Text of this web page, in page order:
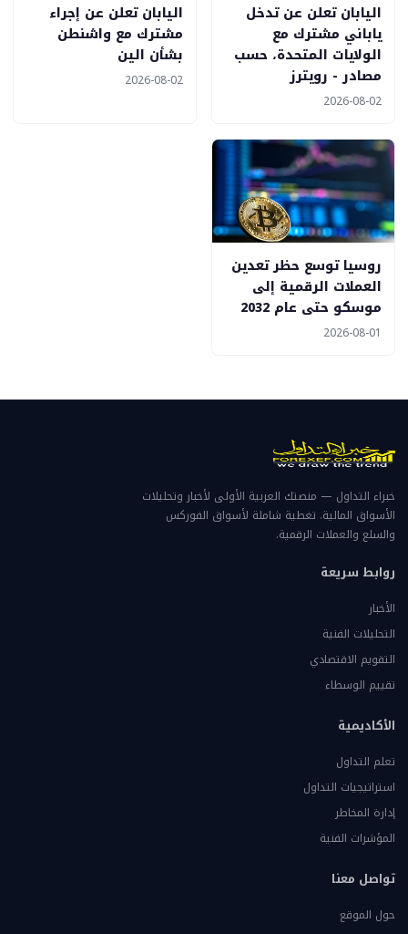
اليابان تعلن عن تدخل
ياباني مشترك مع
الولايات المتحدة، حسب
مصادر - رويترز
2026-08-02
اليابان تعلن عن إجراء
مشترك مع واشنطن
بشأن الين
2026-08-02
روسيا توسع حظر تعدين
العملات الرقمية إلى
موسكو حتى عام 2032
2026-08-01
خبراء التداول — منصتك العربية الأولى لأخبار وتحليلات
الأسواق المالية. تغطية شاملة لأسواق الفوركس
والسلع والعملات الرقمية.
روابط سريعة
الأخبار
التحليلات الفنية
التقويم الاقتصادي
تقييم الوسطاء
الأكاديمية
تعلم التداول
استراتيجيات التداول
إدارة المخاطر
المؤشرات الفنية
تواصل معنا
حول الموقع